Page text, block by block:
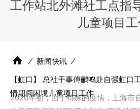
工作站北外滩社工点指
儿童项目
⁄ 新闻快讯 ⁄
【虹口】 总社干事傅鹂鸣赴自强虹口
情期间困境儿童项目工作
2020年初，由于特殊的疫情，上海市